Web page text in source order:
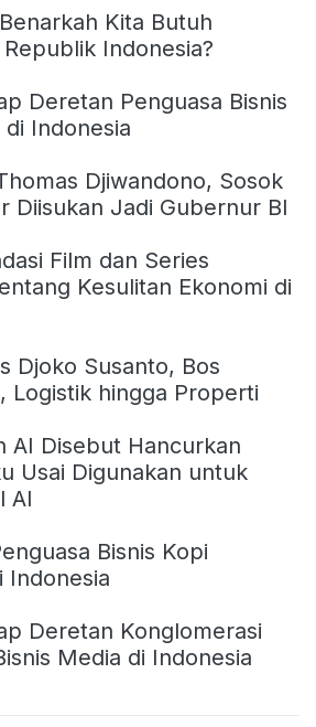
Kita Butuh
Indonesia?
Deretan Penguasa Bisnis
Indonesia
Djiwandono, Sosok
Diisukan Jadi Gubernur BI
Film dan Series
Kesulitan Ekonomi di
Djoko Susanto, Bos
Logistik hingga Properti
AI Disebut Hancurkan
Usai Digunakan untuk
AI
Bisnis Kopi
Indonesia
Deretan Konglomerasi
Media di Indonesia